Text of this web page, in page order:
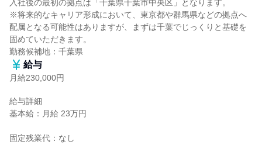
入社後の最初の拠点は「千葉県千葉市中央区」となります。
※将来的なキャリア形成において、東京都や群馬県などの拠点へ
配属となる可能性はありますが、まずは千葉でじっくりと基礎を
固めていただきます。
勤務候補地：千葉県
給与
月給230,000円
給与詳細
基本給：月給 23万円
固定残業代：なし